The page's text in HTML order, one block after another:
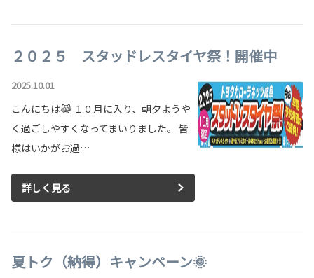
２０２５ スタッドレスタイヤ祭！開催中
2025.10.01
こんにちは😹 １０月に入り、朝夕ようや
く過ごしやすくなってまいりました。 皆
様はいかがお過…
詳しく見る
夏トク（納得）キャンペーン🌞